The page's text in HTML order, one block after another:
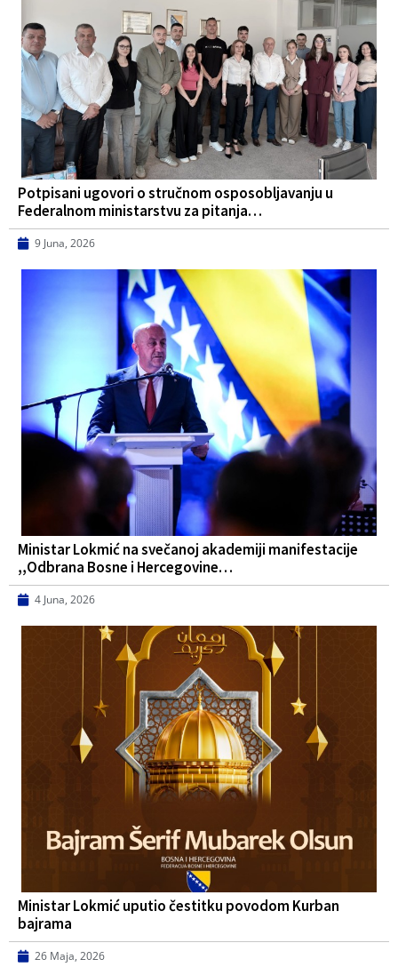
Potpisani ugovori o stručnom osposobljavanju u
Federalnom ministarstvu za pitanja…
9 Juna, 2026
Ministar Lokmić na svečanoj akademiji manifestacije
,,Odbrana Bosne i Hercegovine…
4 Juna, 2026
Ministar Lokmić uputio čestitku povodom Kurban
bajrama
26 Maja, 2026